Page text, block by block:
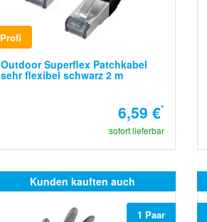
Profi
Outdoor Superflex Patchkabel
sehr flexibel schwarz 2 m
6,59 €*
sofort lieferbar
Kunden kauften auch
1 Paar